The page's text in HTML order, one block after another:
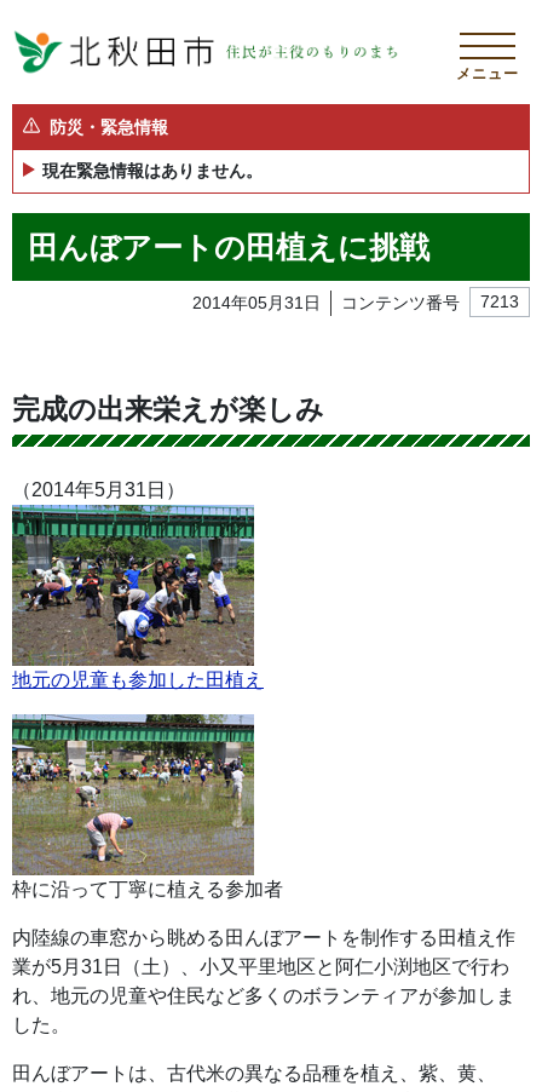
メニュー
防災・緊急情報
現在緊急情報はありません。
田んぼアートの田植えに挑戦
2014年05月31日 コンテンツ番号 7213
完成の出来栄えが楽しみ
（2014年5月31日）
地元の児童も参加した田植え
枠に沿って丁寧に植える参加者
内陸線の車窓から眺める田んぼアートを制作する田植え作
業が5月31日（土）、小又平里地区と阿仁小渕地区で行わ
れ、地元の児童や住民など多くのボランティアが参加しま
した。
田んぼアートは、古代米の異なる品種を植え、紫、黄、